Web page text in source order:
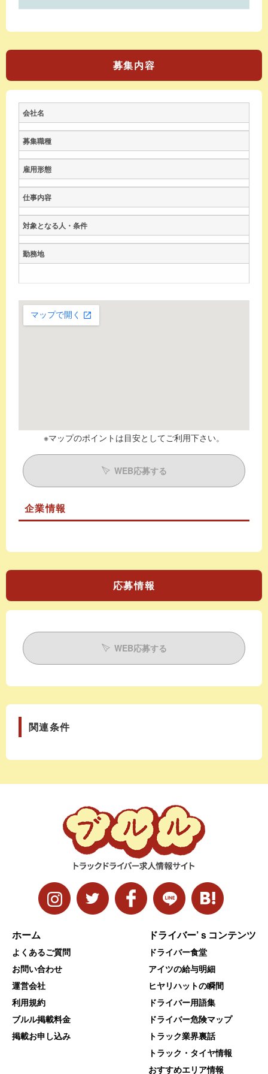
募集内容
会社名
募集職種
雇用形態
仕事内容
対象となる人・条件
勤務地
※マップのポイントは目安としてご利用下さい。
WEB応募する
企業情報
応募情報
WEB応募する
関連条件
ホーム
よくあるご質問
お問い合わせ
運営会社
利用規約
ブルル掲載料金
掲載お申し込み
ドライバー’ｓコンテンツ
ドライバー食堂
アイツの給与明細
ヒヤリハットの瞬間
ドライバー用語集
ドライバー危険マップ
トラック業界裏話
トラック・タイヤ情報
おすすめエリア情報